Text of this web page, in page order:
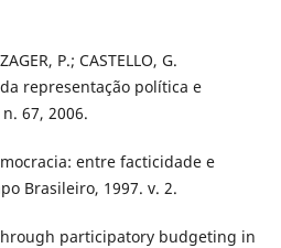
P.; CASTELLO, G.
representação política e
67, 2006.
entre facticidade e
Brasileiro, 1997. v. 2.
participatory budgeting in